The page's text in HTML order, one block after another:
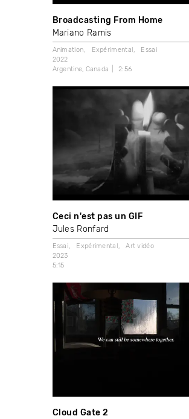
Broadcasting From Home
Mariano Ramis
Animation Expérimental
Essai
2022
Argentine Canada 2:56
Ceci n'est pas un GIF
Jules Ronfard
Essai Expérimental
Art vidéo
2023
5:15
Cloud Gate 2